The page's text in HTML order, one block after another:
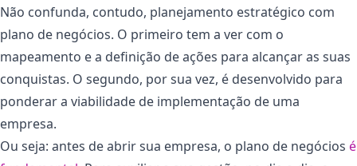
Não confunda, contudo, planejamento estratégico com
plano de negócios. O primeiro tem a ver com o
mapeamento e a definição de ações para alcançar as suas
conquistas. O segundo, por sua vez, é desenvolvido para
ponderar a viabilidade de implementação de uma
empresa.
Ou seja: antes de abrir sua empresa, o plano de negócios é